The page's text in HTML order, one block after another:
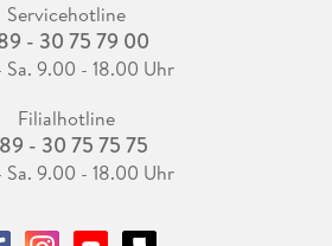
Servicehotline
- 30 75 79 00
Sa. 9.00 - 18.00 Uhr
Filialhotline
- 30 75 75 75
Sa. 9.00 - 18.00 Uhr